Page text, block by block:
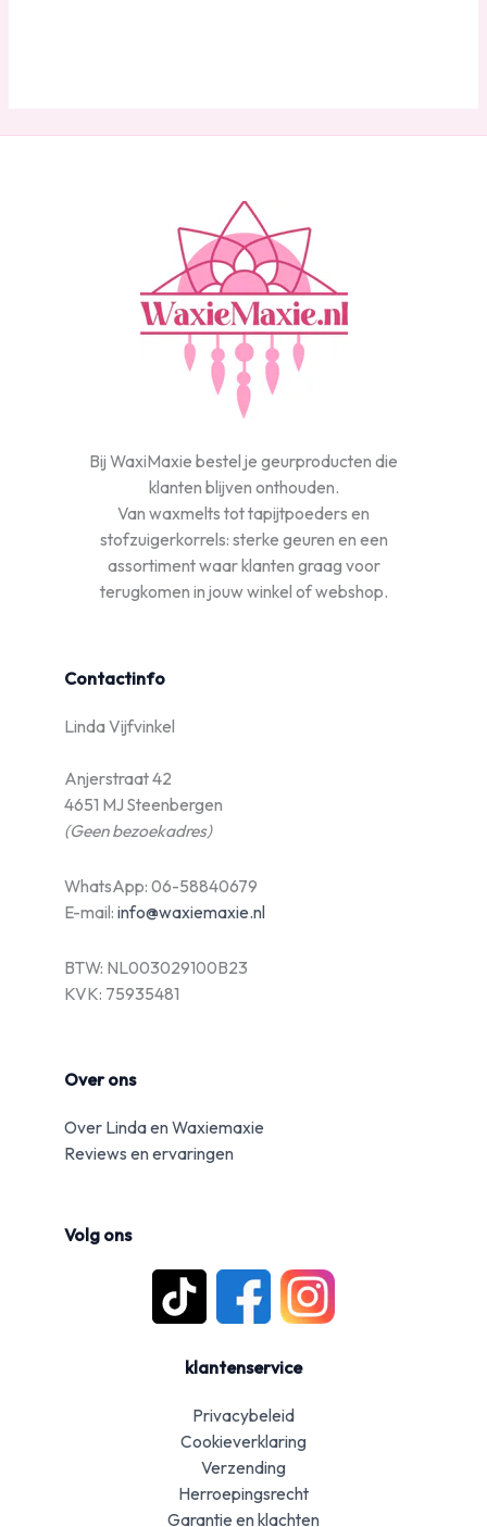
Bij WaxiMaxie bestel je geurproducten die
klanten blijven onthouden.
Van waxmelts tot tapijtpoeders en
stofzuigerkorrels: sterke geuren en een
assortiment waar klanten graag voor
terugkomen in jouw winkel of webshop.
Contactinfo
Linda Vijfvinkel
Anjerstraat 42
4651 MJ Steenbergen
(Geen bezoekadres)
WhatsApp: 06-58840679
E-mail: info@waxiemaxie.nl
BTW: NL003029100B23
KVK: 75935481
Over ons
Over Linda en Waxiemaxie
Reviews en ervaringen
Volg ons
klantenservice
Privacybeleid
Cookieverklaring
Verzending
Herroepingsrecht
Garantie en klachten